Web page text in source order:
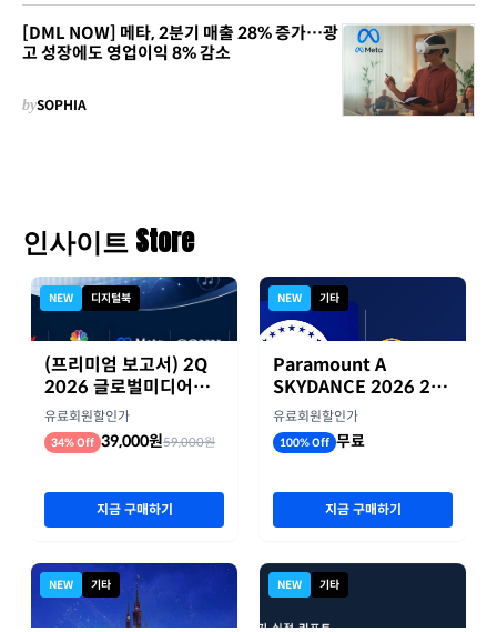
[DML NOW] 메타, 2분기 매출 28% 증가…광
고 성장에도 영업이익 8% 감소
bySOPHIA
인사이트 Store
NEW 디지털북
(프리미엄 보고서) 2Q
2026 글로벌미디어기
업 실적 종합 보고서
유료회원할인가
34% Off 39,000원59,000원
지금 구매하기
NEW 기타
NEW 기타
Paramount A
SKYDANCE 2026 2분
기 실적
유료회원할인가
100% Off 무료
지금 구매하기
NEW 기타